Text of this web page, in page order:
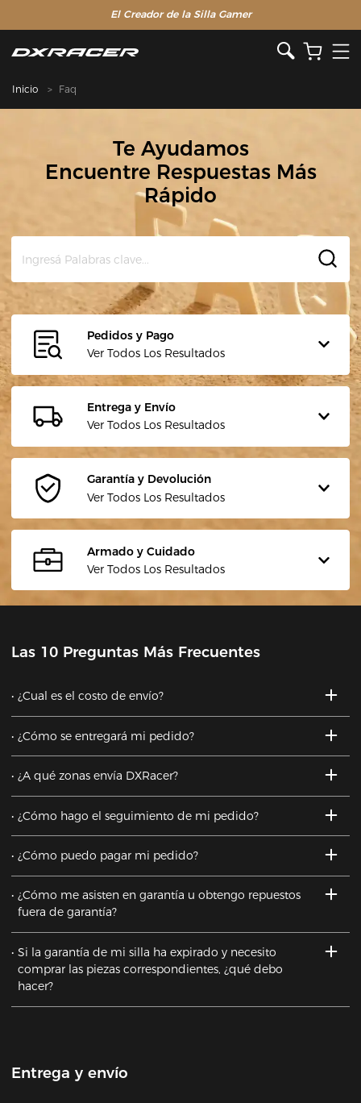
El Creador de la Silla Gamer
Inicio Faq
Te Ayudamos
Encuentre Respuestas Más
Rápido
Pedidos y Pago
Ver Todos Los Resultados
Entrega y Envío
Ver Todos Los Resultados
Garantía y Devolución
Ver Todos Los Resultados
Armado y Cuidado
Ver Todos Los Resultados
Las 10 Preguntas Más Frecuentes
¿Cual es el costo de envío?
¿Cómo se entregará mi pedido?
¿A qué zonas envía DXRacer?
¿Cómo hago el seguimiento de mi pedido?
¿Cómo puedo pagar mi pedido?
¿Cómo me asisten en garantía u obtengo repuestos
fuera de garantía?
Si la garantía de mi silla ha expirado y necesito
comprar las piezas correspondientes, ¿qué debo
hacer?
Entrega y envío